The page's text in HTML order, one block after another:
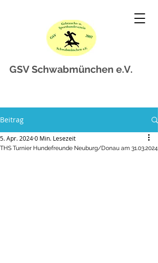
GSV Schwabmünchen e.V.
Beitrag
THS Turnier Hundefreunde Neuburg/Donau am 31.03.2024
5. Apr. 20240 Min. Lesezeit